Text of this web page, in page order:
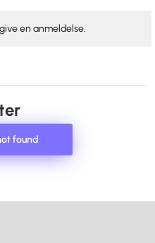
en anmeldelse.
found